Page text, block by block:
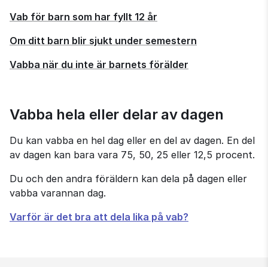
Vab för barn som har fyllt 12 år
Om ditt barn blir sjukt under semestern
Vabba när du inte är barnets förälder
Vabba hela eller delar av dagen
Du kan vabba en hel dag eller en del av dagen. En del
av dagen kan bara vara 75, 50, 25 eller 12,5 procent.
Du och den andra föräldern kan dela på dagen eller
vabba varannan dag.
Varför är det bra att dela lika på vab?